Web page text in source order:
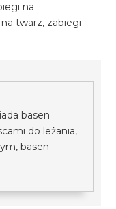
na
twarz, zabiegi
basen
do leżania,
basen